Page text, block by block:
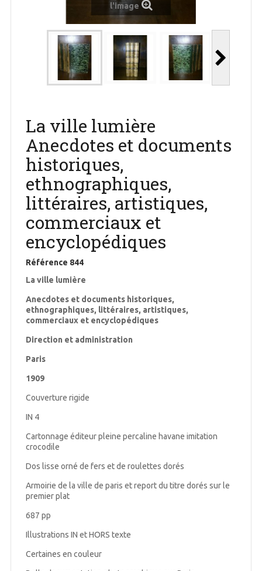
l'image
La ville lumière
Anecdotes et documents
historiques,
ethnographiques,
littéraires, artistiques,
commerciaux et
encyclopédiques
Référence 844
La ville lumière
Anecdotes et documents historiques,
ethnographiques, littéraires, artistiques,
commerciaux et encyclopédiques
Direction et administration
Paris
1909
Couverture rigide
IN 4
Cartonnage éditeur pleine percaline havane imitation
crocodile
Dos lisse orné de fers et de roulettes dorés
Armoirie de la ville de paris et report du titre dorés sur le
premier plat
687 pp
Illustrations IN et HORS texte
Certaines en couleur